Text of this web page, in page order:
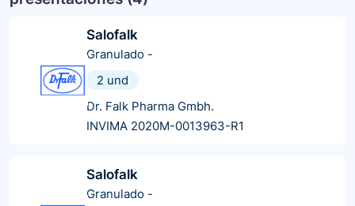
Salofalk
Granulado -
2 und
Dr. Falk Pharma Gmbh.
INVIMA 2020M-0013963-R1
Salofalk
Granulado -